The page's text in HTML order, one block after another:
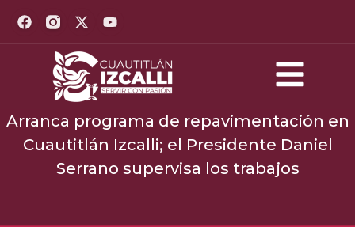
Arranca programa de repavimentación en
Cuautitlán Izcalli; el Presidente Daniel
Serrano supervisa los trabajos